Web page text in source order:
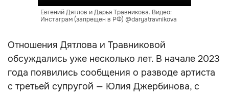
Евгений Дятлов и Дарья Травникова. Видео:
Инстаграм (запрещен в РФ) @daryatravnikova
Отношения Дятлова и Травниковой
обсуждались уже несколько лет. В начале 2023
года появились сообщения о разводе артиста
с третьей супругой — Юлия Джербинова, с